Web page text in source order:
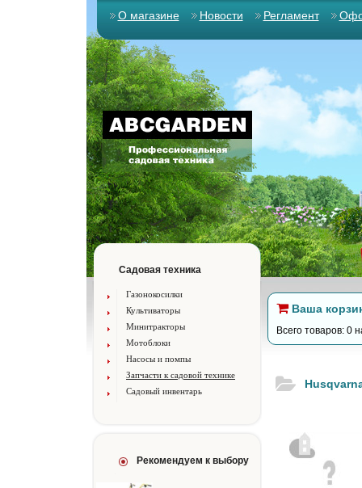
О магазине Новости Регламент
Садовая техника
Газонокосилки
Культиваторы
Минитракторы
Мотоблоки
Насосы и помпы
Запчасти к садовой технике
Садовый инвентарь
Рекомендуем к выбору
Ваша
Всего товаров: 0